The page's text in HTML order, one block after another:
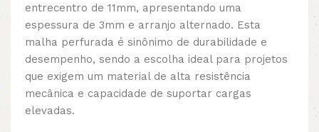
entrecentro de 11mm, apresentando uma
espessura de 3mm e arranjo alternado. Esta
malha perfurada é sinônimo de durabilidade e
desempenho, sendo a escolha ideal para projetos
que exigem um material de alta resistência
mecânica e capacidade de suportar cargas
elevadas.